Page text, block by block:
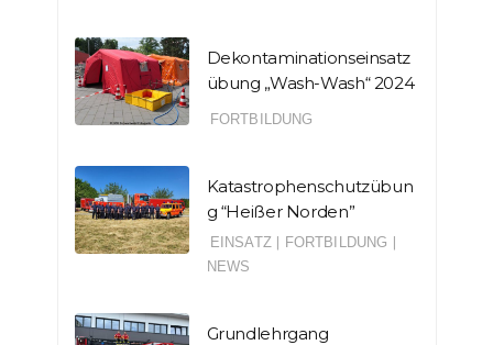
Dekontaminationseinsatz
übung „Wash-Wash“ 2024
FORTBILDUNG
Katastrophenschutzübun
g “Heißer Norden”
EINSATZ FORTBILDUNG
NEWS
Grundlehrgang